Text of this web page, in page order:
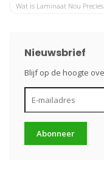
Wat is Laminaat Nou
Nieuwsbrief
Blijf op de hoogte
Abonneer